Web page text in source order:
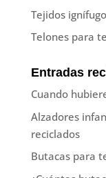
Tejidos
Telones para
Entradas
Cuando
Alzadores
reciclados
Butacas para